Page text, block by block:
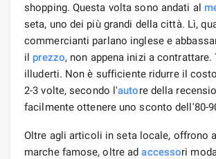
shopping. Questa volta sono andati al
seta, uno dei più grandi della città. Lì,
commercianti parlano inglese e
il prezzo, non appena inizi a contrattare.
illuderti. Non è sufficiente ridurre il
2-3 volte, secondo l'autore della
facilmente ottenere uno sconto dell'80-
Oltre agli articoli in seta locale, offrono
marche famose, oltre adaccessori